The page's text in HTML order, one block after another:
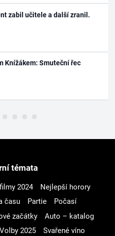
zabil učitele a další zranil.
Knížákem: Smuteční řec
témata
2024
Nejlepší horory
času Partie
Počasí
začátky
Auto – katalog
Volby 2025
Svařené víno